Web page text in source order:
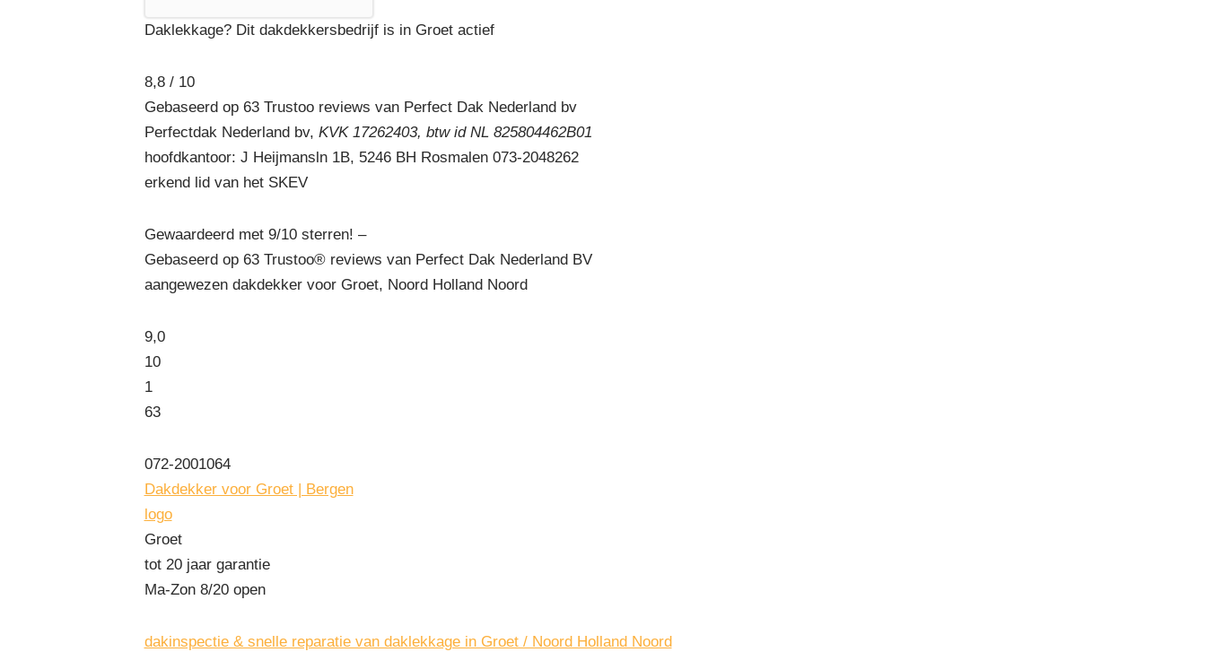
Daklekkage? Dit dakdekkersbedrijf is in Groet actief
8,8 / 10
Gebaseerd op 63 Trustoo reviews van Perfect Dak Nederland bv
Perfectdak Nederland bv, KVK 17262403, btw id NL 825804462B01
hoofdkantoor: J Heijmansln 1B, 5246 BH Rosmalen 073-2048262
erkend lid van het SKEV
Gewaardeerd met 9/10 sterren! –
Gebaseerd op 63Trustoo® reviews van Perfect Dak Nederland BV
aangewezen dakdekker voor Groet, Noord Holland Noord
9,0
10
1
63
072-2001064
Dakdekker voor Groet | Bergen
logo
Groet
tot 20 jaar garantie
Ma-Zon 8/20 open
dakinspectie & snelle reparatie van daklekkage in Groet / Noord Holland Noord